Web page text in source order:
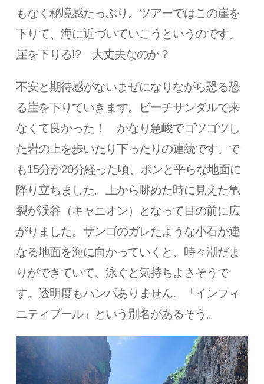
もなく秘境感たっぷり。ツアーではこの崖を
下りて、海に近づいていこうというのです。
崖を下りる!? 大丈夫なのか？
不安と期待感がないまぜになりながら恐る恐
る崖を下りていきます。ビーチサンダルで来
なくて良かった！ かなり急峻でゴツゴツし
た岩の上を歩いたり下ったりの連続です。で
も15分か20分経った頃、ポンと平らな地面に
降り立ちました。上から眺めた時に見えた亀
裂が渓谷（キャニオン）となって目の前に広
がりました。サンゴのガレたような小石が連
なる地面を海に向かっていくと、時々潮だま
りができていて、泳ぐと気持ちよさそうで
す。透明度もハンパありません。「インフィ
ニティプール」という別名があるそう。